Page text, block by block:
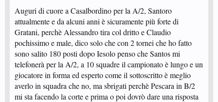
Auguri di cuore a Casalbordino per la A/2, Santoro
attualmente e da alcuni anni è sicuramente più forte di
Gratani, perchè Alessandro tira col dritto e Claudio
pochissimo e male, dico solo che con 2 tornei che ho fatto
sono salito 180 posti dopo Iesolo penso che Santos mi
telefonerà per la A/2, a 10 squadre il campionato è lungo e un
giocatore in forma ed esperto come il sottoscritto è meglio
averlo in squadra che no, ma sbrigati perchè Pescara in B/2
mi sta facendo la corte e prima o poi dovrò dare una risposta